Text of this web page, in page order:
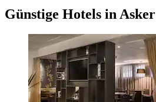
Günstige Hotels in Asker